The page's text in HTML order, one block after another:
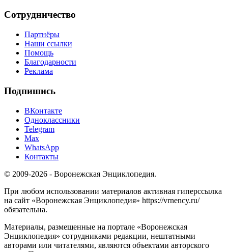
Сотрудничество
Партнёры
Наши ссылки
Помощь
Благодарности
Реклама
Подпишись
ВКонтакте
Одноклассники
Telegram
Max
WhatsApp
Контакты
© 2009-2026 - Воронежская Энциклопедия.
При любом использовании материалов активная гиперссылка
на сайт «Воронежская Энциклопедия» https://vrnency.ru/
обязательна.
Материалы, размещенные на портале «Воронежская
Энциклопедия» сотрудниками редакции, нештатными
авторами или читателями, являются объектами авторского